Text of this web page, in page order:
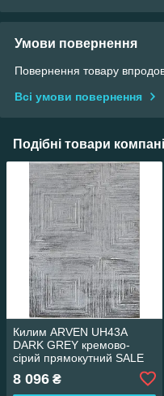
Умови повернення
Повернення товару
Всі умови повернення
Подібні товари
Килим ARVEN UH43A
DARK GREY кремово-
сірий прямокутний SALE
8 096 ₴